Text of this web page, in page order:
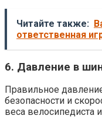
Читайте также:
ответственная
6. Давление в
Правильное
безопасности и
веса велосипедиста